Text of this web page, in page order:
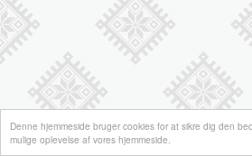
Denne hjemmeside bruger cookies for at sikre dig den
mulige oplevelse af vores hjemmeside.